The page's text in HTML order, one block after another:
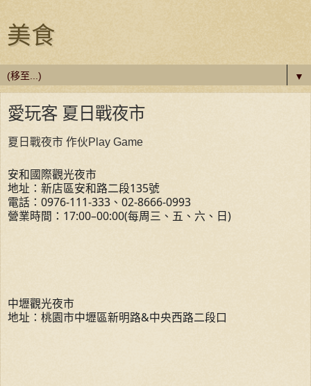
美食
▼
愛玩客 夏日戰夜市
夏日戰夜市 作伙Play Game
安和國際觀光夜市
地址：新店區安和路二段135號
電話：0976-111-333、02-8666-0993
營業時間：17:00–00:00(每周三、五、六、日)
中壢觀光夜市
地址：桃園市中壢區新明路&中央西路二段口